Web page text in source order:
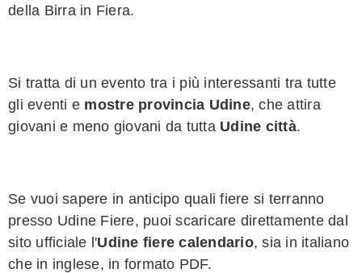
della Birra in Fiera.
Si tratta di un evento tra i più interessanti tra tutte
gli eventi e mostre provincia Udine, che attira
giovani e meno giovani da tutta Udine città.
Se vuoi sapere in anticipo quali fiere si terranno
presso Udine Fiere, puoi scaricare direttamente dal
sito ufficiale l'Udine fiere calendario, sia in italiano
che in inglese, in formato PDF.